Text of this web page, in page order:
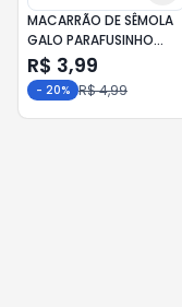
MACARRÃO DE SÊMOLA
GALO PARAFUSINHO
500G
R$ 3,99
- 20% R$ 4,99